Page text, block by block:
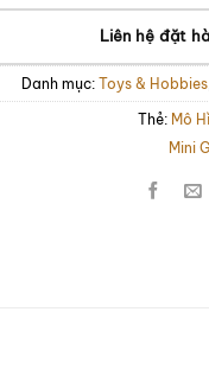
Liên hệ đặt
Danh mục:Toys & Hobbies
Thẻ: Mô
Mini